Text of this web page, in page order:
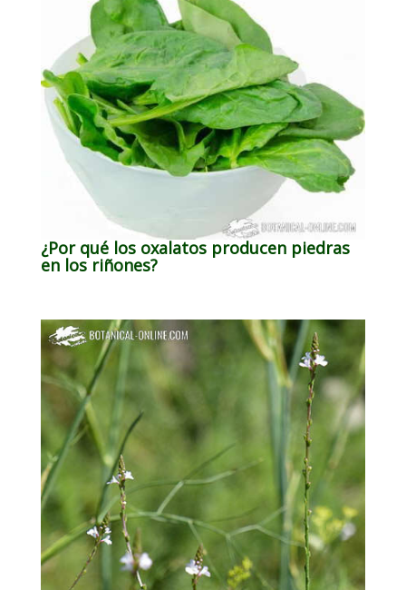
¿Por qué los oxalatos producen piedras
en los riñones?